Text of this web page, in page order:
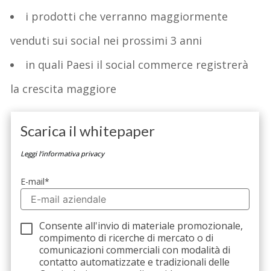
i prodotti che verranno maggiormente
venduti sui social nei prossimi 3 anni
in quali Paesi il social commerce registrerà
la crescita maggiore
Scarica il whitepaper
Leggi l’informativa privacy
E-mail*
Consente all'invio di materiale promozionale,
compimento di ricerche di mercato o di
comunicazioni commerciali con modalità di
contatto automatizzate e tradizionali delle